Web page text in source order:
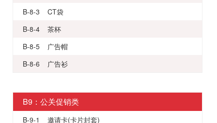
B-8-3 CT袋
B-8-4 茶杯
B-8-5 广告帽
B-8-6 广告衫
B9：公关促销类
B-9-1 邀请卡(卡片封套)